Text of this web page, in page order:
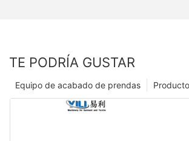
TE PODRÍA GUSTAR
Equipo de acabado de prendas